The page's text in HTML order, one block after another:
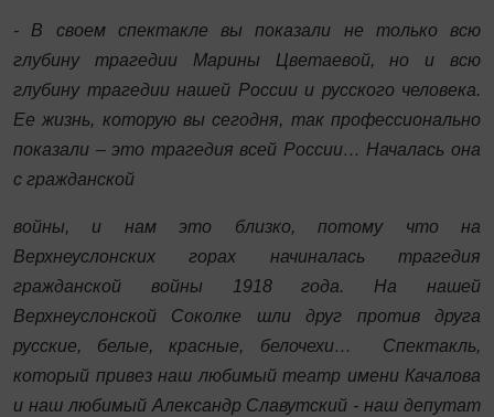
- В своем спектакле вы показали не только всю
глубину трагедии Марины Цветаевой, но и всю
глубину трагедии нашей России и русского человека.
Ее жизнь, которую вы сегодня, так профессионально
показали – это трагедия всей России… Началась она
с гражданской
войны, и нам это близко, потому что на
Верхнеуслонских горах начиналась трагедия
гражданской войны 1918 года. На нашей
Верхнеуслонской Соколке шли друг против друга
русские, белые, красные, белочехи… Спектакль,
который привез наш любимый театр имени Качалова
и наш любимый Александр Славутский - наш депутат